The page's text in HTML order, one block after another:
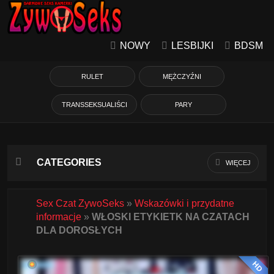
NOWY LESBIJKI BDSM
RULET MĘŻCZYŹNI
TRANSSEKSUALIŚCI PARY
CATEGORIES WIĘCEJ
Azjatycka
Babcie
Białe Dziewczyny
Sex Czat ZywoSeks » Wskazówki i przydatne
informacje » WŁOSKI ETYKIETK NA CZATACH
DLA DOROSŁYCH
HD